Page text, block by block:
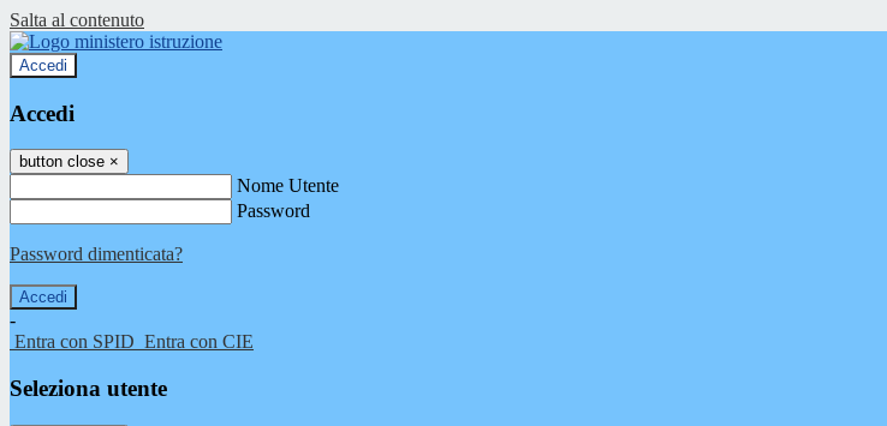
Salta al contenuto
Accedi
Accedi
button close ×
Nome Utente
Password
Password dimenticata?
-
Entra con SPID Entra con CIE
Seleziona utente